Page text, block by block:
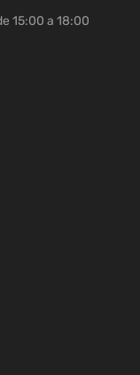
15:00 a 18:00